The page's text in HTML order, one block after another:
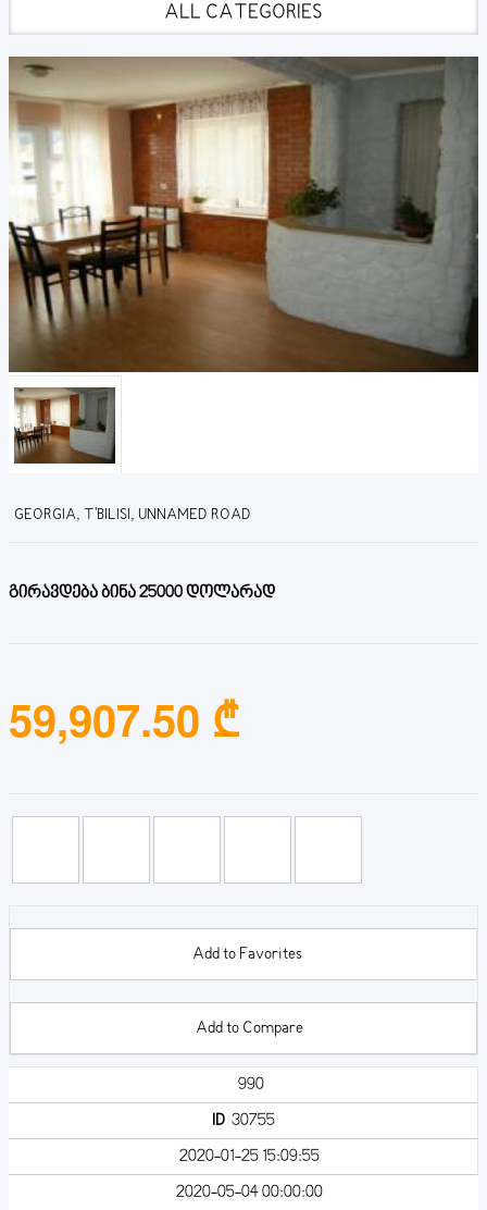
ALL CATEGORIES
GEORGIA, T'BILISI, UNNAMED ROAD
გირავდება ბინა 25000 დოლარად
59,907.50 ₾
Add to Favorites
Add to Compare
990
ID30755
2020-01-25 15:09:55
2020-05-04 00:00:00